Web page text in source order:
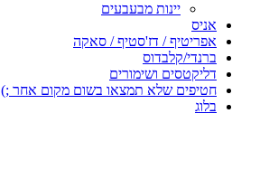
יינות מבעבעים
אניס
אפריטיף / דז'סטיף / סאקה
ברנדי/קלבדוס
דליקטסים ושימורים
חטיפים שלא תמצאו בשום מקום אחר ;)
בלוג